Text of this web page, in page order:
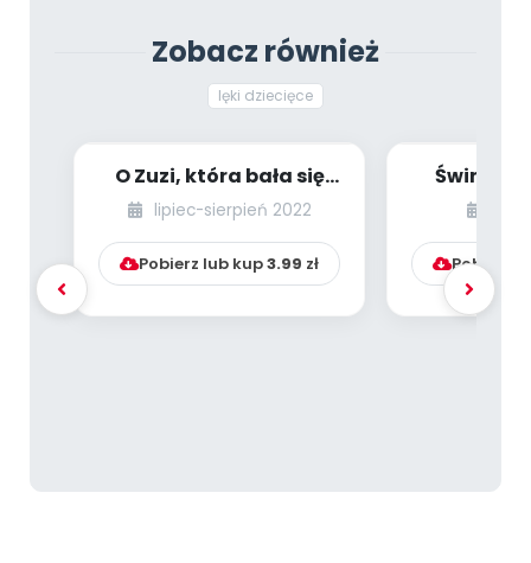
PromocjeZobacz również
lęki dziecięce
O Zuzi, która bała się
wizyty u dentysty
lipiec-sierpień 2022
Pobierz lub kup3.99 zł
Świnka
Pobierz